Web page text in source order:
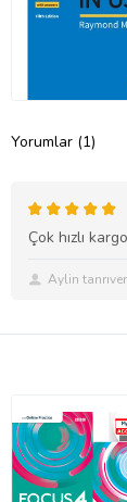
Yorumlar (1)
Çok hızlı
Aylin